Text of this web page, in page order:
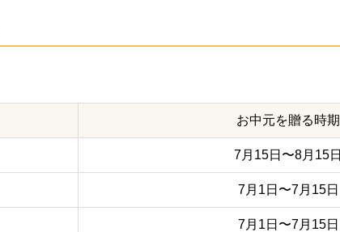
お中元を贈る時期
7月15日〜8月15日
7月1日〜7月15日
7月1日〜7月15日